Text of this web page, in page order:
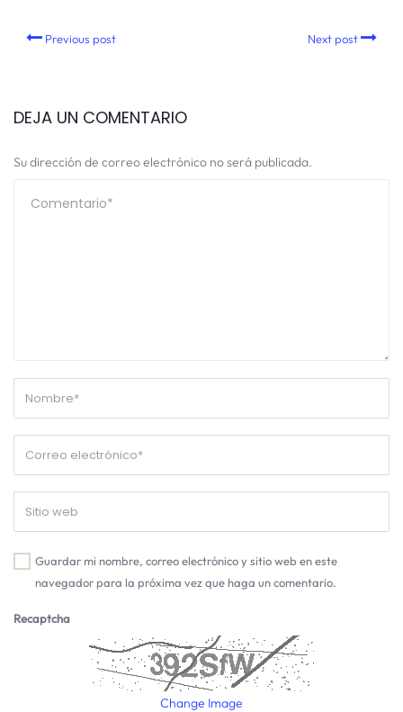
Previous post Next post
DEJA UN COMENTARIO
Su dirección de correo electrónico no será publicada.
Guardar mi nombre, correo electrónico y sitio web en este
navegador para la próxima vez que haga un comentario.
Recaptcha
Change Image